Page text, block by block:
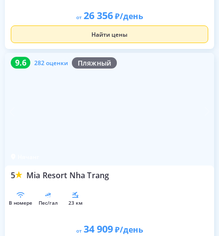
от 26 356 /день
Найти цены
9.6 282 оценки Пляжный
5 Mia Resort Nha Trang
9.6 282 оценки
в номере пес/гал 23 км
от 34 909 /день